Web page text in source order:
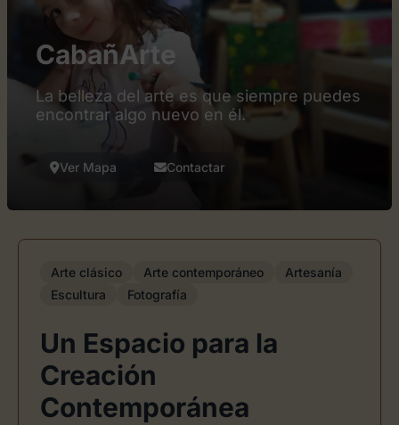
CabañArte
La belleza del arte es que siempre puedes
encontrar algo nuevo en él.
Ver Mapa Contactar
Arte clásico Arte contemporáneo
Artesanía
Escultura
Fotografía
Un Espacio para la
Creación
Contemporánea